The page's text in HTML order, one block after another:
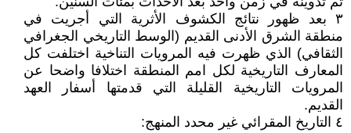
٣ بعد ظهور نتائج الكشوف الأثرية التي أجريت في
منطقة الشرق الأدنى القديم (الوسط التاريخي الجغرافي
الثقافي) الذي ظهرت فيه المرويات التناخية اختلفت كل
المعارف التاريخية لكل امم المنطقة اختلافا واضحا عن
المرويات التاريخية القليلة التي قدمتها أسفار العهد
القديم.
٤ التاريخ المقرائي غير محدد المنهج: